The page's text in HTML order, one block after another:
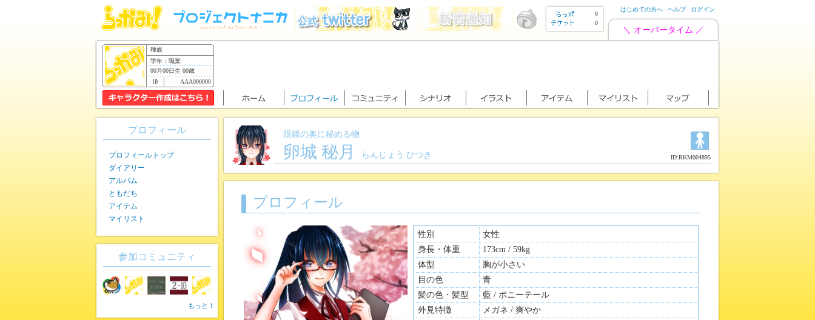
0
0
はじめての方へ ヘルプ ログイン
＼ オーバータイム ／
種族
学年：職業
00月00日生 00歳
AAA000000
眼鏡の奥に秘める物
卵城 秘月 らんじょう ひつき ID:RKM004895
プロフィール
性別
女性
身長・体重
173cm / 59kg
体型
胸が小さい
目の色
青
髪の色・髪型
藍 / ポニーテール
外見特徴
メガネ / 爽やか
プロフィール
プロフィールトップ
ダイアリー
アルバム
ともだち
アイテム
マイリスト
参加コミュニティ
もっと！